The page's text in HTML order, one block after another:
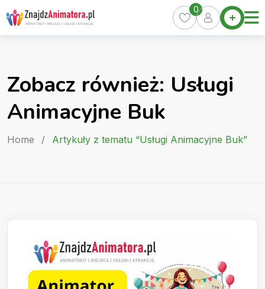
Skip
to
content
Home
Oferty
Pakiety
0
Zobacz również: Usługi
Animacyjne Buk
Home / Artykuły z tematu “Usługi Animacyjne Buk”